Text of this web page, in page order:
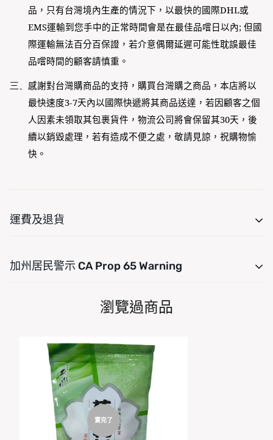
品，只有台灣境內生產的情況下，以最快的國際DHL或
EMS運輸到您手中的正常時間會是在最佳品嚐日以內; 但國
際運輸無法百分百保證，若介意偶爾延遲可能性耽誤最佳
品嚐時間的顧客請慎重。
三、 感謝對台灣購商品的支持，購買台灣購之商品，本店將以
最快速度3-7天內以國際快遞將其商品送達，若因顧客之個
人因素未領取其包裹貨件，物流公司將會保留其30天，後
續以銷毀處理，若有造成不便之處，敬請見諒，祝購物愉
快。
運費及退貨
用運費計算器查看運費。我們希望您對您的購買感到 100%
加州居民警示 CA Prop 65 Warning
For CA residency, warning Consuming this product can
expose you to chemicals including, Arsenic (Inorganic),
which are are known to the State of California to cause
cancer and Arsenic (Inorganic), Bisphenol A (BPA),
DEHP, Lead, Mercury and Cadmium, which are known
to the State of California to cause birth defects or other
reproductive harm. For more information go to
www.P65Warnings.ca.gov/food
瀏覽過商品
賣完了